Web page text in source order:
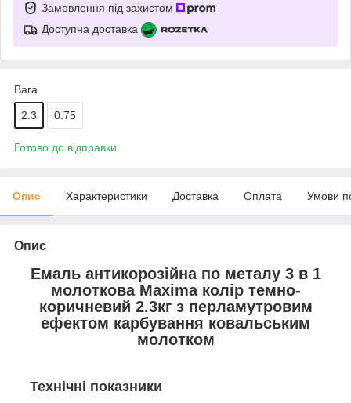
Замовлення під захистом
Доступна доставка
Вага
2.3 0.75
Готово до відправки
Опис Характеристики Доставка Оплата Умови
Опис
Емаль антикорозійна по металу 3 в 1
молоткова Maxima колір темно-
коричневий 2.3кг з перламутровим
ефектом карбування ковальським
молотком
Технічні показники